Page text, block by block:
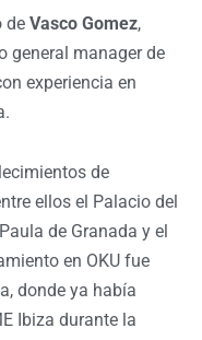
de Vasco Gomez,
general manager de
experiencia en
de
ellos el Palacio del
de Granada y el
en OKU fue
donde ya había
Ibiza durante la